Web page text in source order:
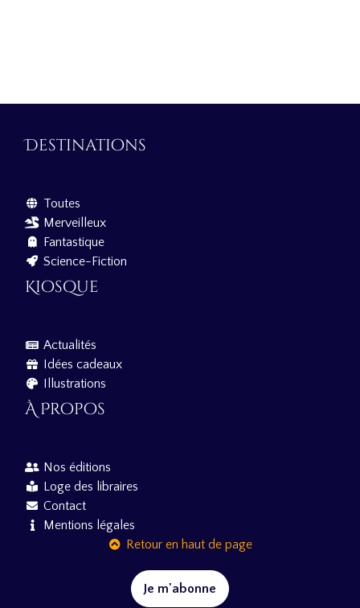
Destinations
Toutes
Merveilleux
Fantastique
Science-Fiction
Kiosque
Actualités
Idées cadeaux
Illustrations
À Propos
Nos éditions
Loge des libraires
Contact
Mentions légales
Retour en haut de page
Je m'abonne